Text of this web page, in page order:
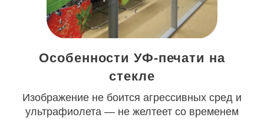
Особенности УФ-печати на
стекле
Изображение не боится агрессивных сред и
ультрафиолета — не желтеет со временем